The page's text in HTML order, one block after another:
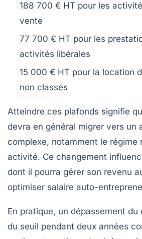
188 700 € HT pour les
vente
77 700 € HT pour les
activités libérales
15 000 € HT pour la location
non classés
Atteindre ces plafonds signifie
devra en général migrer vers un
complexe, notamment le régime
activité. Ce changement
dont il pourra gérer son revenu
optimiser salaire auto-
En pratique, un dépassement du
du seuil pendant deux années